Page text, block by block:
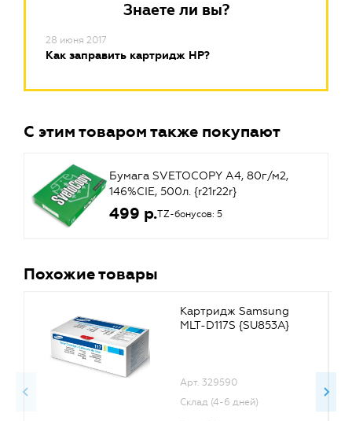
Знаете ли вы?
28 июня 2017
Как заправить картридж HP?
С этим товаром также покупают
Бумага SVETOCOPY A4, 80г/м2,
146%CIE, 500л. {r21r22r}
499 р.TZ-бонусов: 5
Похожие товары
Картридж Samsung
MLT-D117S {SU853A}
Арт. 329590
Склад (4-6 дней)